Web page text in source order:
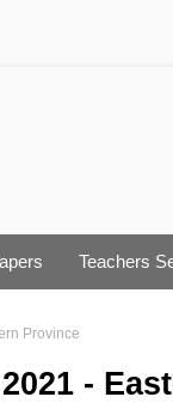
Teachers
Province
-